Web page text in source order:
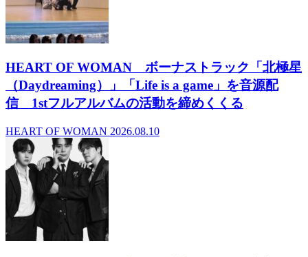
HEART OF WOMAN ボーナストラック「北極星
（Daydreaming）」「Life is a game」を音源配
信 1stフルアルバムの活動を締めくくる
HEART OF WOMAN 2026.08.10